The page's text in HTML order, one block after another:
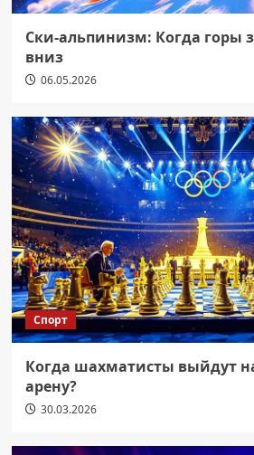
Ски-альпинизм: Когда горы
вниз
06.05.2026
Спорт
Когда шахматисты выйдут
арену?
30.03.2026